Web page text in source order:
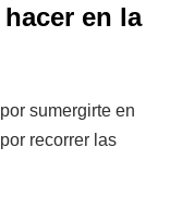
en la
sumergirte en
recorrer las